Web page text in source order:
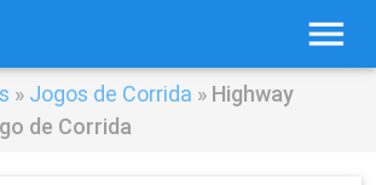
menu
» Jogos de Corrida » Highway
de Corrida